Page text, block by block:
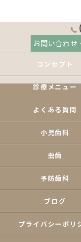
お問い合わせ
コンセプト
診療メニュー
よくある質問
小児歯科
虫歯
予防歯科
ブログ
プライバシーポリ